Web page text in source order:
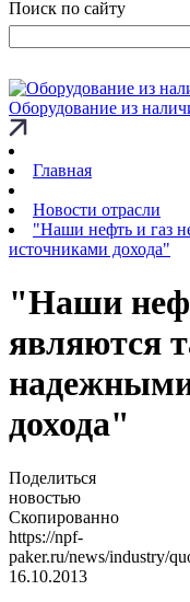
Поиск по сайту
Оборудование из
Главная
Новости отрасли
"Наши нефть и газ
источниками дохода"
"Наши
являются
дохода"
Поделиться
новостью
Скопированно
https://npf-
paker.ru/news/industry/
16.10.2013